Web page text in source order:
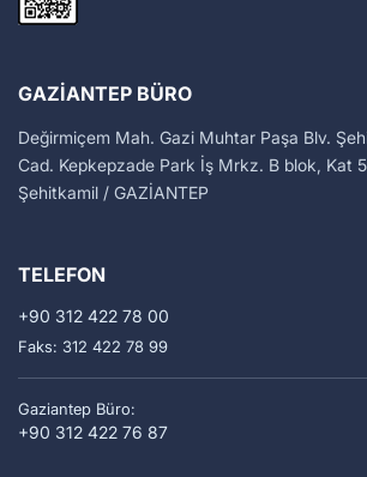
GAZIANTEP BÜRO
Değirmiçem Mah. Gazi Muhtar Paşa Blv.
Cad. Kepkepzade Park İş Mrkz. B blok, Kat 5
Şehitkamil / GAZİANTEP
TELEFON
+90 312 422 78 00
Faks: 312 422 78 99
Gaziantep Büro:
+90 312 422 76 87